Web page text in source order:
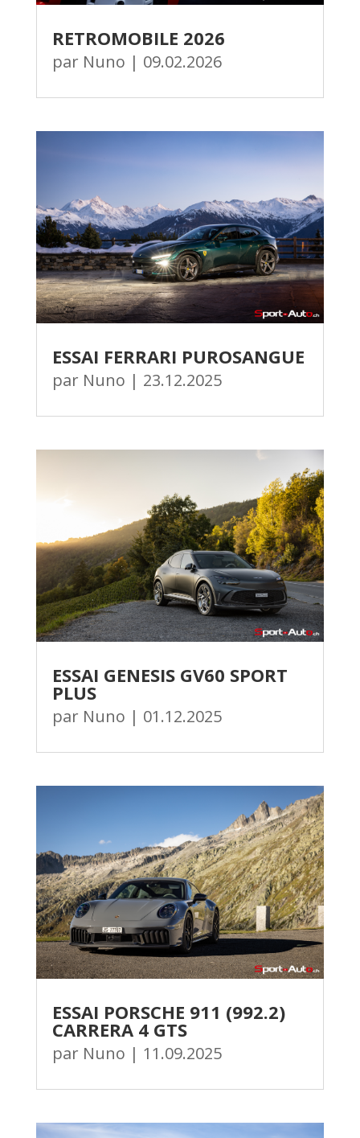
RETROMOBILE 2026
par Nuno | 09.02.2026
ESSAI FERRARI PUROSANGUE
par Nuno | 23.12.2025
ESSAI GENESIS GV60 SPORT
PLUS
par Nuno | 01.12.2025
ESSAI PORSCHE 911 (992.2)
CARRERA 4 GTS
par Nuno | 11.09.2025